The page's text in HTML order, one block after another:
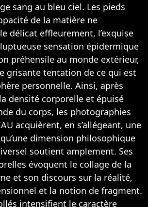
sang au bleu ciel. Les pieds
de la matière ne
délicat effleurement, l’exquise
sensation épidermique
préhensile au monde extérieur,
grisante tentation de ce qui est
personnelle. Ainsi, après
densité corporelle et épuisé
du corps, les photographies
acquièrent, en s’allégeant, une
dimension philosophique
soutient amplement. Ses
évoquent le collage de la
et son discours sur la réalité,
et la notion de fragment.
intensifient le caractère